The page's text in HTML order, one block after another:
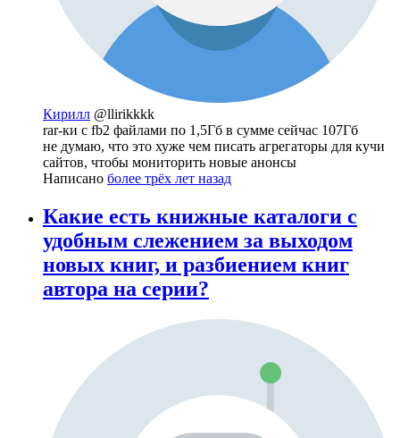
Кирилл @llirikkkk
rar-ки c fb2 файлами по 1,5Гб в сумме сейчас 107Гб
не думаю, что это хуже чем писать агрегаторы для кучи
сайтов, чтобы мониторить новые анонсы
Написано более трёх лет назад
Какие есть книжные каталоги с
удобным слежением за выходом
новых книг, и разбиением книг
автора на серии?